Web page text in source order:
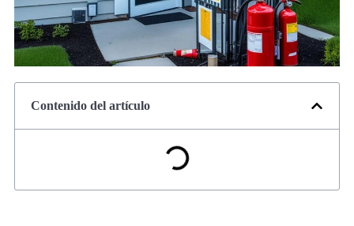
Contenido del artículo